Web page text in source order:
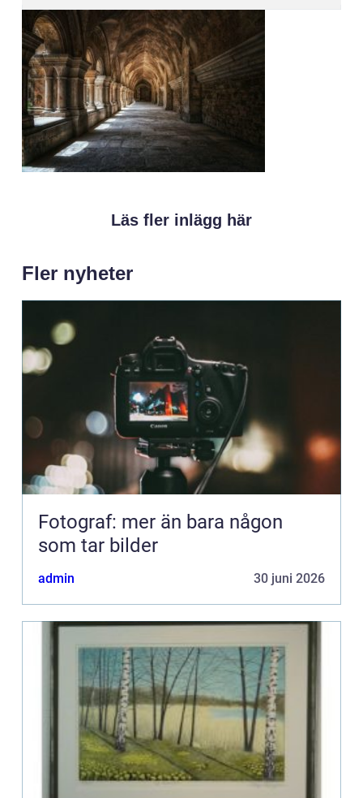
Läs fler inlägg här
Fler nyheter
Fotograf: mer än bara någon
som tar bilder
admin 30 juni 2026